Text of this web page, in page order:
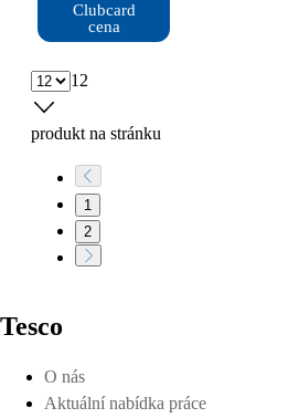
Clubcard
cena
12
produkt na stránku
1
2
Tesco
O nás
Aktuální nabídka práce